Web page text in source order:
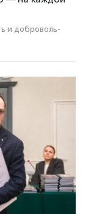
и доброволь­